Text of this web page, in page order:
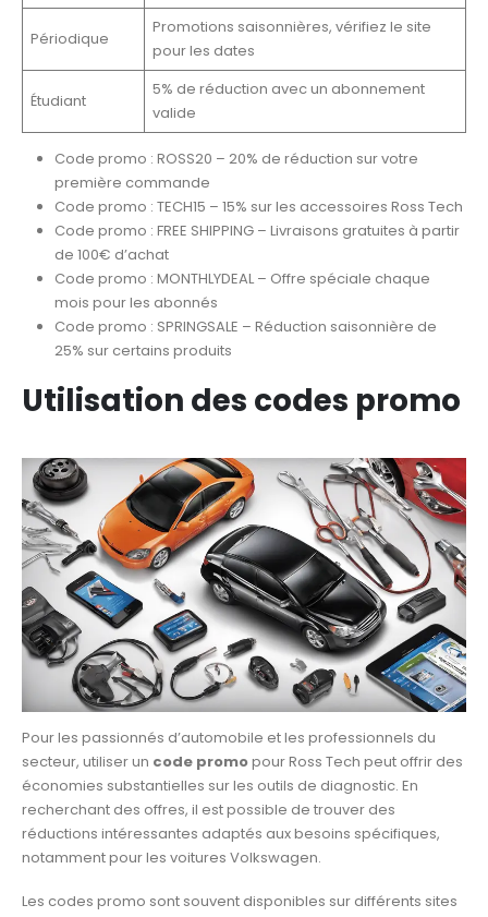
Périodique
Promotions saisonnières, vérifiez le site
pour les dates
Étudiant
5% de réduction avec un abonnement
valide
Code promo : ROSS20 – 20% de réduction sur votre
première commande
Code promo : TECH15 – 15% sur les accessoires Ross Tech
Code promo : FREE SHIPPING – Livraisons gratuites à partir
de 100€ d’achat
Code promo : MONTHLYDEAL – Offre spéciale chaque
mois pour les abonnés
Code promo : SPRINGSALE – Réduction saisonnière de
25% sur certains produits
Utilisation des codes promo
Pour les passionnés d’automobile et les professionnels du
secteur, utiliser un code promopour Ross Tech peut offrir des
économies substantielles sur les outils de diagnostic. En
recherchant des offres, il est possible de trouver des
réductions intéressantes adaptés aux besoins spécifiques,
notamment pour les voitures Volkswagen.
Les codes promo sont souvent disponibles sur différents sites